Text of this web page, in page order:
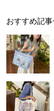
おすすめ記